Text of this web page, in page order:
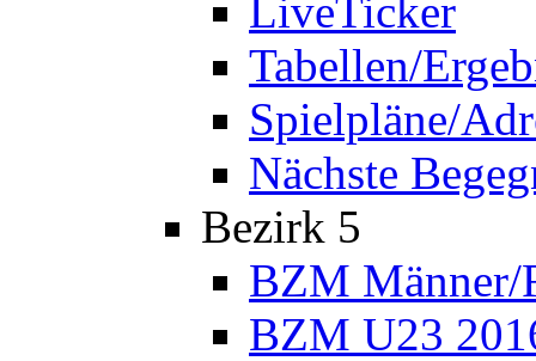
LiveTicker
Tabellen/
Spielpläne/
Nächste
Bezirk 5
BZM Männer/
BZM U23